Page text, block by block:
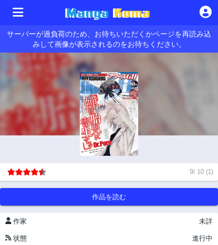
サーバーが過負荷のため、お待ちいただくかページを再読み込
みして画像が表示されるのをお待ちください。
9/ 10 (1)
作品を読む
作家 未詳
状態 進行中